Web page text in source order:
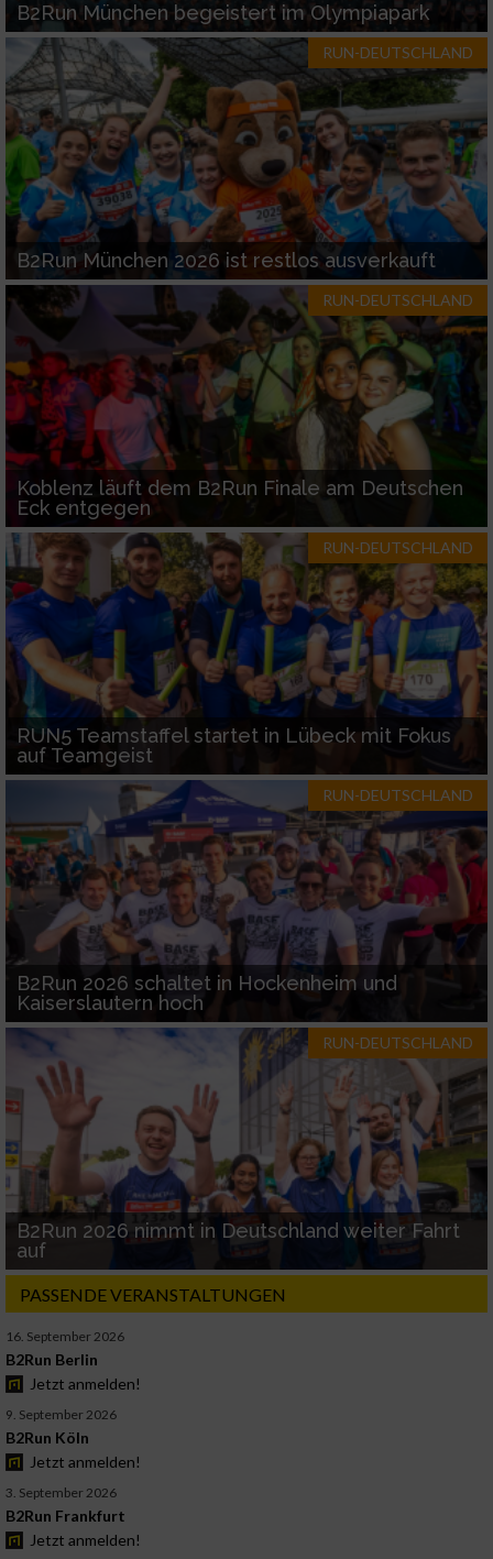
B2Run München begeistert im Olympiapark
RUN-DEUTSCHLAND
B2Run München 2026 ist restlos ausverkauft
RUN-DEUTSCHLAND
Koblenz läuft dem B2Run Finale am Deutschen
Eck entgegen
RUN-DEUTSCHLAND
RUN5 Teamstaffel startet in Lübeck mit Fokus
auf Teamgeist
RUN-DEUTSCHLAND
B2Run 2026 schaltet in Hockenheim und
Kaiserslautern hoch
RUN-DEUTSCHLAND
B2Run 2026 nimmt in Deutschland weiter Fahrt
auf
PASSENDE VERANSTALTUNGEN
16. September 2026
B2Run Berlin
Jetzt anmelden!
9. September 2026
B2Run Köln
Jetzt anmelden!
3. September 2026
B2Run Frankfurt
Jetzt anmelden!